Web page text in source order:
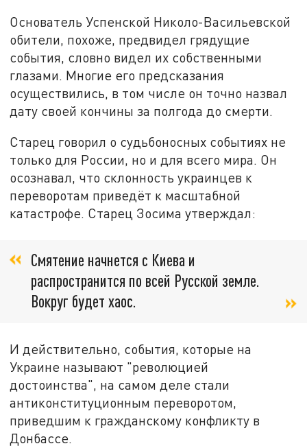
Основатель Успенской Николо-Васильевской
обители, похоже, предвидел грядущие
события, словно видел их собственными
глазами. Многие его предсказания
осуществились, в том числе он точно назвал
дату своей кончины за полгода до смерти.
Старец говорил о судьбоносных событиях не
только для России, но и для всего мира. Он
осознавал, что склонность украинцев к
переворотам приведёт к масштабной
катастрофе. Старец Зосима утверждал:
Смятение начнется с Киева и
распространится по всей Русской земле.
Вокруг будет хаос.
И действительно, события, которые на
Украине называют "революцией
достоинства", на самом деле стали
антиконституционным переворотом,
приведшим к гражданскому конфликту в
Донбассе.